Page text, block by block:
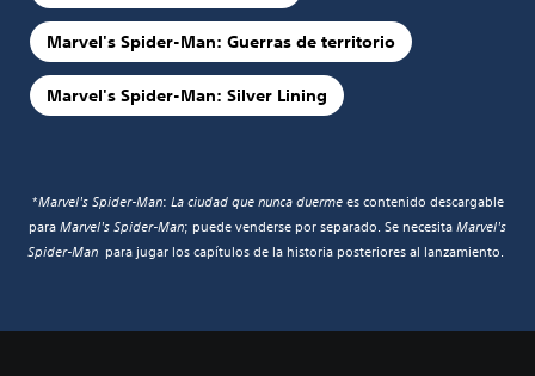
Marvel's Spider-Man: Guerras de territorio
Marvel's Spider-Man: Silver Lining
*Marvel's Spider-Man: La ciudad que nunca duermees contenido descargable
paraMarvel's Spider-Man; puede venderse por separado. Se necesitaMarvel's
Spider-Man para jugar los capítulos de la historia posteriores al lanzamiento.